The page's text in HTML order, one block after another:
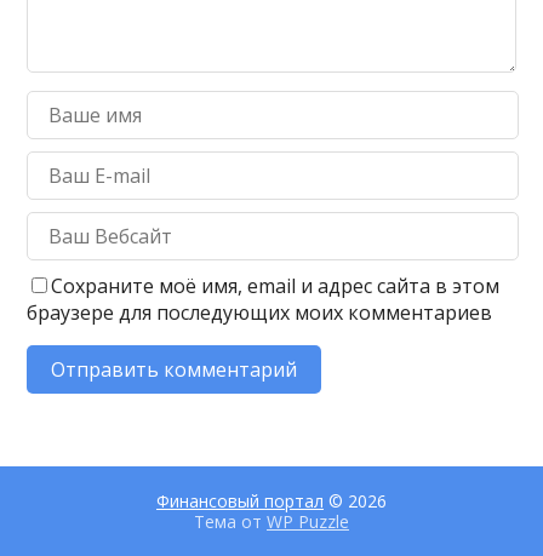
Сохраните моё имя, email и адрес сайта в этом
браузере для последующих моих комментариев
Финансовый портал © 2026
Тема от WP Puzzle